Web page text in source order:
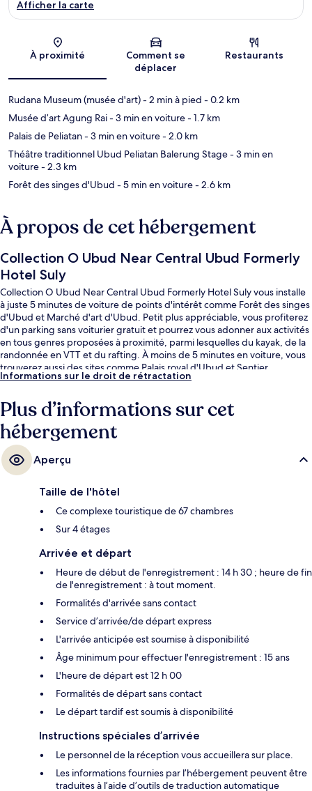
Carte
Afficher la carte
À proximité
Comment se
déplacer
Restaurants
Rudana Museum (musée d'art)- 2 min à pied - 0.2 km
Musée d’art Agung Rai- 3 min en voiture- 1.7 km
Palais de Peliatan- 3 min en voiture- 2.0 km
Théâtre traditionnel Ubud Peliatan Balerung Stage- 3 min en
voiture- 2.3 km
Forêt des singes d'Ubud - 5 min en voiture- 2.6 km
À propos de cet hébergement
Collection O Ubud Near Central Ubud Formerly
Hotel Suly
Collection O Ubud Near Central Ubud Formerly Hotel Suly vous installe
à juste 5 minutes de voiture de points d'intérêt comme Forêt des singes
d'Ubud et Marché d'art d'Ubud. Petit plus appréciable, vous profiterez
d'un parking sans voiturier gratuit et pourrez vous adonner aux activités
en tous genres proposées à proximité, parmi lesquelles du kayak, de la
randonnée en VTT et du rafting. À moins de 5 minutes en voiture, vous
trouverez aussi des sites comme Palais royal d'Ubud et Sentier
Campuhan Ridge Walk.
Informations sur le droit de rétractation
Plus d’informations sur cet
hébergement
Aperçu
Taille de l'hôtel
Ce complexe touristique de 67 chambres
Sur 4 étages
Arrivée et départ
Heure de début de l'enregistrement : 14 h 30 ; heure de fin
de l'enregistrement : à tout moment.
Formalités d'arrivée sans contact
Service d’arrivée/de départ express
L'arrivée anticipée est soumise à disponibilité
Âge minimum pour effectuer l'enregistrement : 15 ans
L'heure de départ est 12 h 00
Formalités de départ sans contact
Le départ tardif est soumis à disponibilité
Instructions spéciales d’arrivée
Le personnel de la réception vous accueillera sur place.
Les informations fournies par l’hébergement peuvent être
traduites à l’aide d’outils de traduction automatique